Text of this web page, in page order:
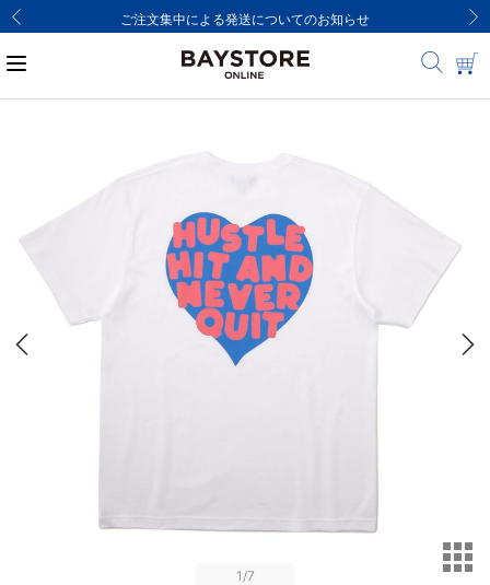
ご注文集中による発送についてのお知らせ
1/7